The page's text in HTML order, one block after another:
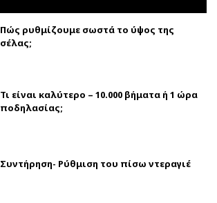
Πώς ρυθμίζουμε σωστά το ύψος της
σέλας;
Τι είναι καλύτερο – 10.000 βήματα ή 1 ώρα
ποδηλασίας;
Συντήρηση- Ρύθμιση του πίσω ντεραγιέ